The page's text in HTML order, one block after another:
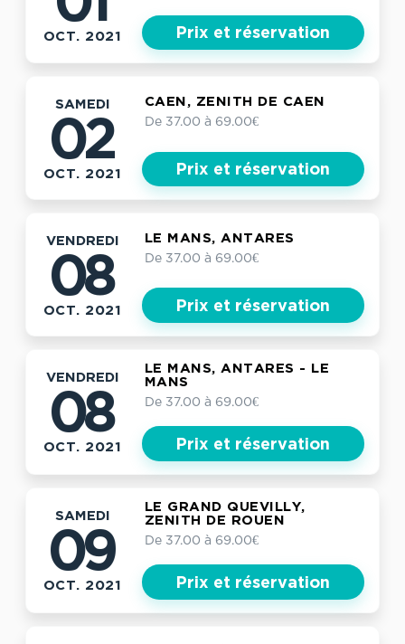
OCT. 2021 Prix et réservation
SAMEDI
02
OCT. 2021
CAEN, ZENITH DE CAEN
De 37.00 à 69.00€
Prix et réservation
VENDREDI
08
OCT. 2021
LE MANS, ANTARES
De 37.00 à 69.00€
Prix et réservation
VENDREDI
08
OCT. 2021
LE MANS, ANTARES - LE
MANS
De 37.00 à 69.00€
Prix et réservation
SAMEDI
09
OCT. 2021
LE GRAND QUEVILLY,
ZENITH DE ROUEN
De 37.00 à 69.00€
Prix et réservation